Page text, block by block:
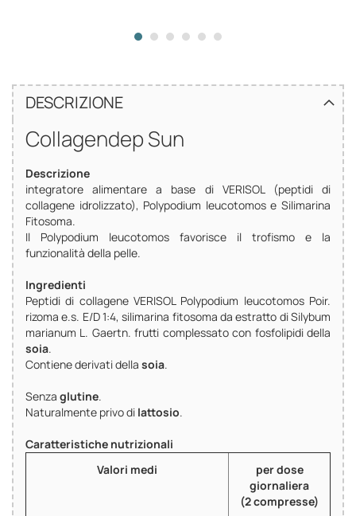
DESCRIZIONE
Collagendep Sun
Descrizione
integratore alimentare a base di VERISOL (peptidi di
collagene idrolizzato), Polypodium leucotomos e Silimarina
Fitosoma.
Il Polypodium leucotomos favorisce il trofismo e la
funzionalità della pelle.
Ingredienti
Peptidi di collagene VERISOL Polypodium leucotomos Poir.
rizoma e.s. E/D 1:4, silimarina fitosoma da estratto di Silybum
marianum L. Gaertn. frutti complessato con fosfolipidi della
soia.
Contiene derivati della soia.
Senza glutine.
Naturalmente privo di lattosio.
Caratteristiche nutrizionali
Valori medi
per dose
giornaliera
(2 compresse)